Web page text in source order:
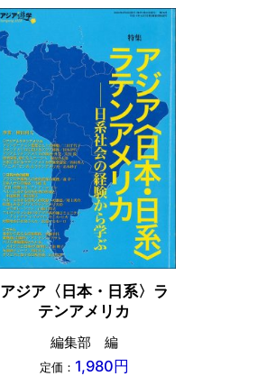
アジア〈日本・日系〉ラ
テンアメリカ
編集部 編
定価： 1,980円